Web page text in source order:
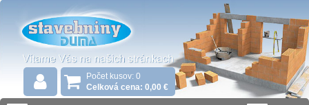
Počet kusov: 0
Celková cena: 0,00 €